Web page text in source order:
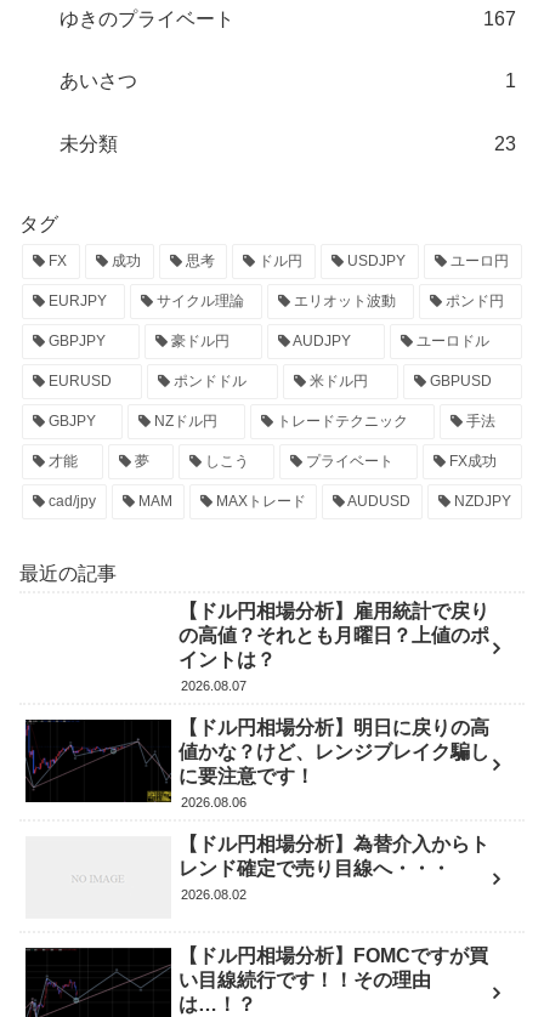
ゆきのプライベート 167
あいさつ 1
未分類 23
タグ
FX 成功 思考 ドル円 USDJPY ユーロ円
EURJPY サイクル理論 エリオット波動 ポンド円
GBPJPY 豪ドル円 AUDJPY ユーロドル
EURUSD ポンドドル 米ドル円 GBPUSD
GBJPY NZドル円 トレードテクニック 手法
才能 夢 しこう プライベート FX成功
cad/jpy MAM MAXトレード AUDUSD NZDJPY
最近の記事
【ドル円相場分析】雇用統計で戻り
の高値？それとも月曜日？上値のポ
イントは？
2026.08.07
【ドル円相場分析】明日に戻りの高
値かな？けど、レンジブレイク騙し
に要注意です！
2026.08.06
【ドル円相場分析】為替介入からト
レンド確定で売り目線へ・・・
2026.08.02
【ドル円相場分析】FOMCですが買
い目線続行です！！その理由
は…！？